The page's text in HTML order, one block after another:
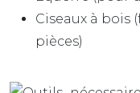
Ciseaux à bois
pièces)